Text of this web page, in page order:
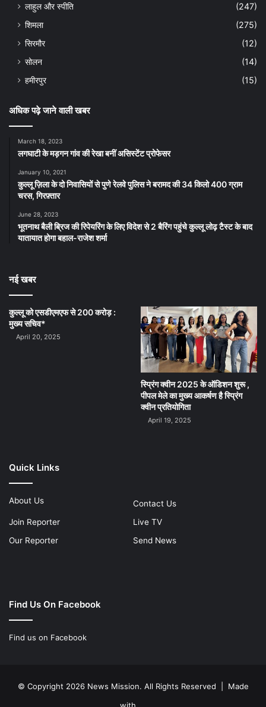
लाहुल और स्पीति
(247)
शिमला
(275)
सिरमौर
(12)
सोलन
(14)
हमीरपुर
(15)
अधिक पढ़े जाने वाली खबर
March 18, 2023
लगघाटी के मड़गन गांव की रेखा बनीं असिस्टेंट प्रोफेसर
January 10, 2021
कुल्लू ज़िला के दो निवासियों से पुणे रेलवे पुलिस ने बरामद की 34 किलो 400 ग्राम
चरस, गिरफ़्तार
June 28, 2023
भूतनाथ बैली ब्रिज की रिपेयरिंग के लिए विदेश से 2 बैरिंग पहुंचे कुल्लू लोढ़ टैस्ट के बाद
यातायात होगा बहाल-राजेश शर्मा
नई खबर
कुल्लू को एसडीएमएफ से 200 करोड़ :
मुख्य सचिव*
April 20, 2025
स्प्रिंग क्वीन 2025 के ऑडिशन शुरू ,
पीपल मेले का मुख्य आकर्षण है स्प्रिंग
क्वीन प्रतियोगिता
April 19, 2025
Quick Links
About Us
Contact Us
Join Reporter
Live TV
Our Reporter
Send News
Find Us On Facebook
Find us on Facebook
© Copyright 2026 News Mission. All Rights Reserved | Made
with